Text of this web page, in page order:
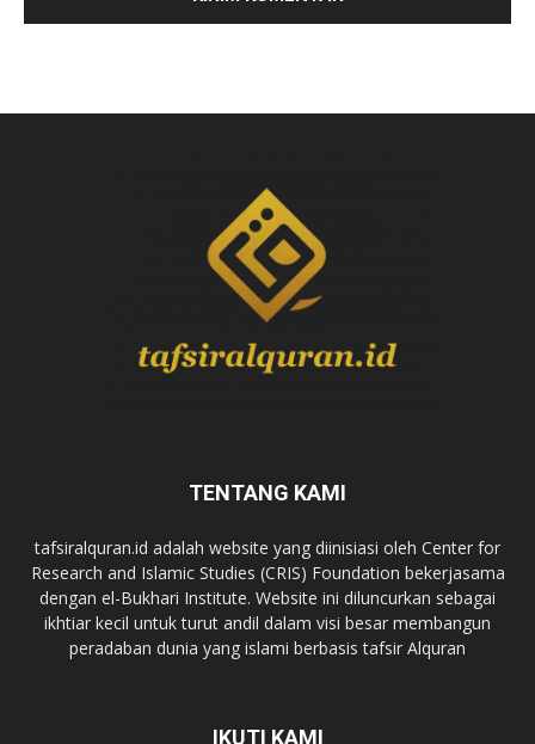
TENTANG KAMI
tafsiralquran.id adalah website yang diinisiasi oleh Center for
Research and Islamic Studies (CRIS) Foundation bekerjasama
dengan el-Bukhari Institute. Website ini diluncurkan sebagai
ikhtiar kecil untuk turut andil dalam visi besar membangun
peradaban dunia yang islami berbasis tafsir Alquran
IKUTI KAMI